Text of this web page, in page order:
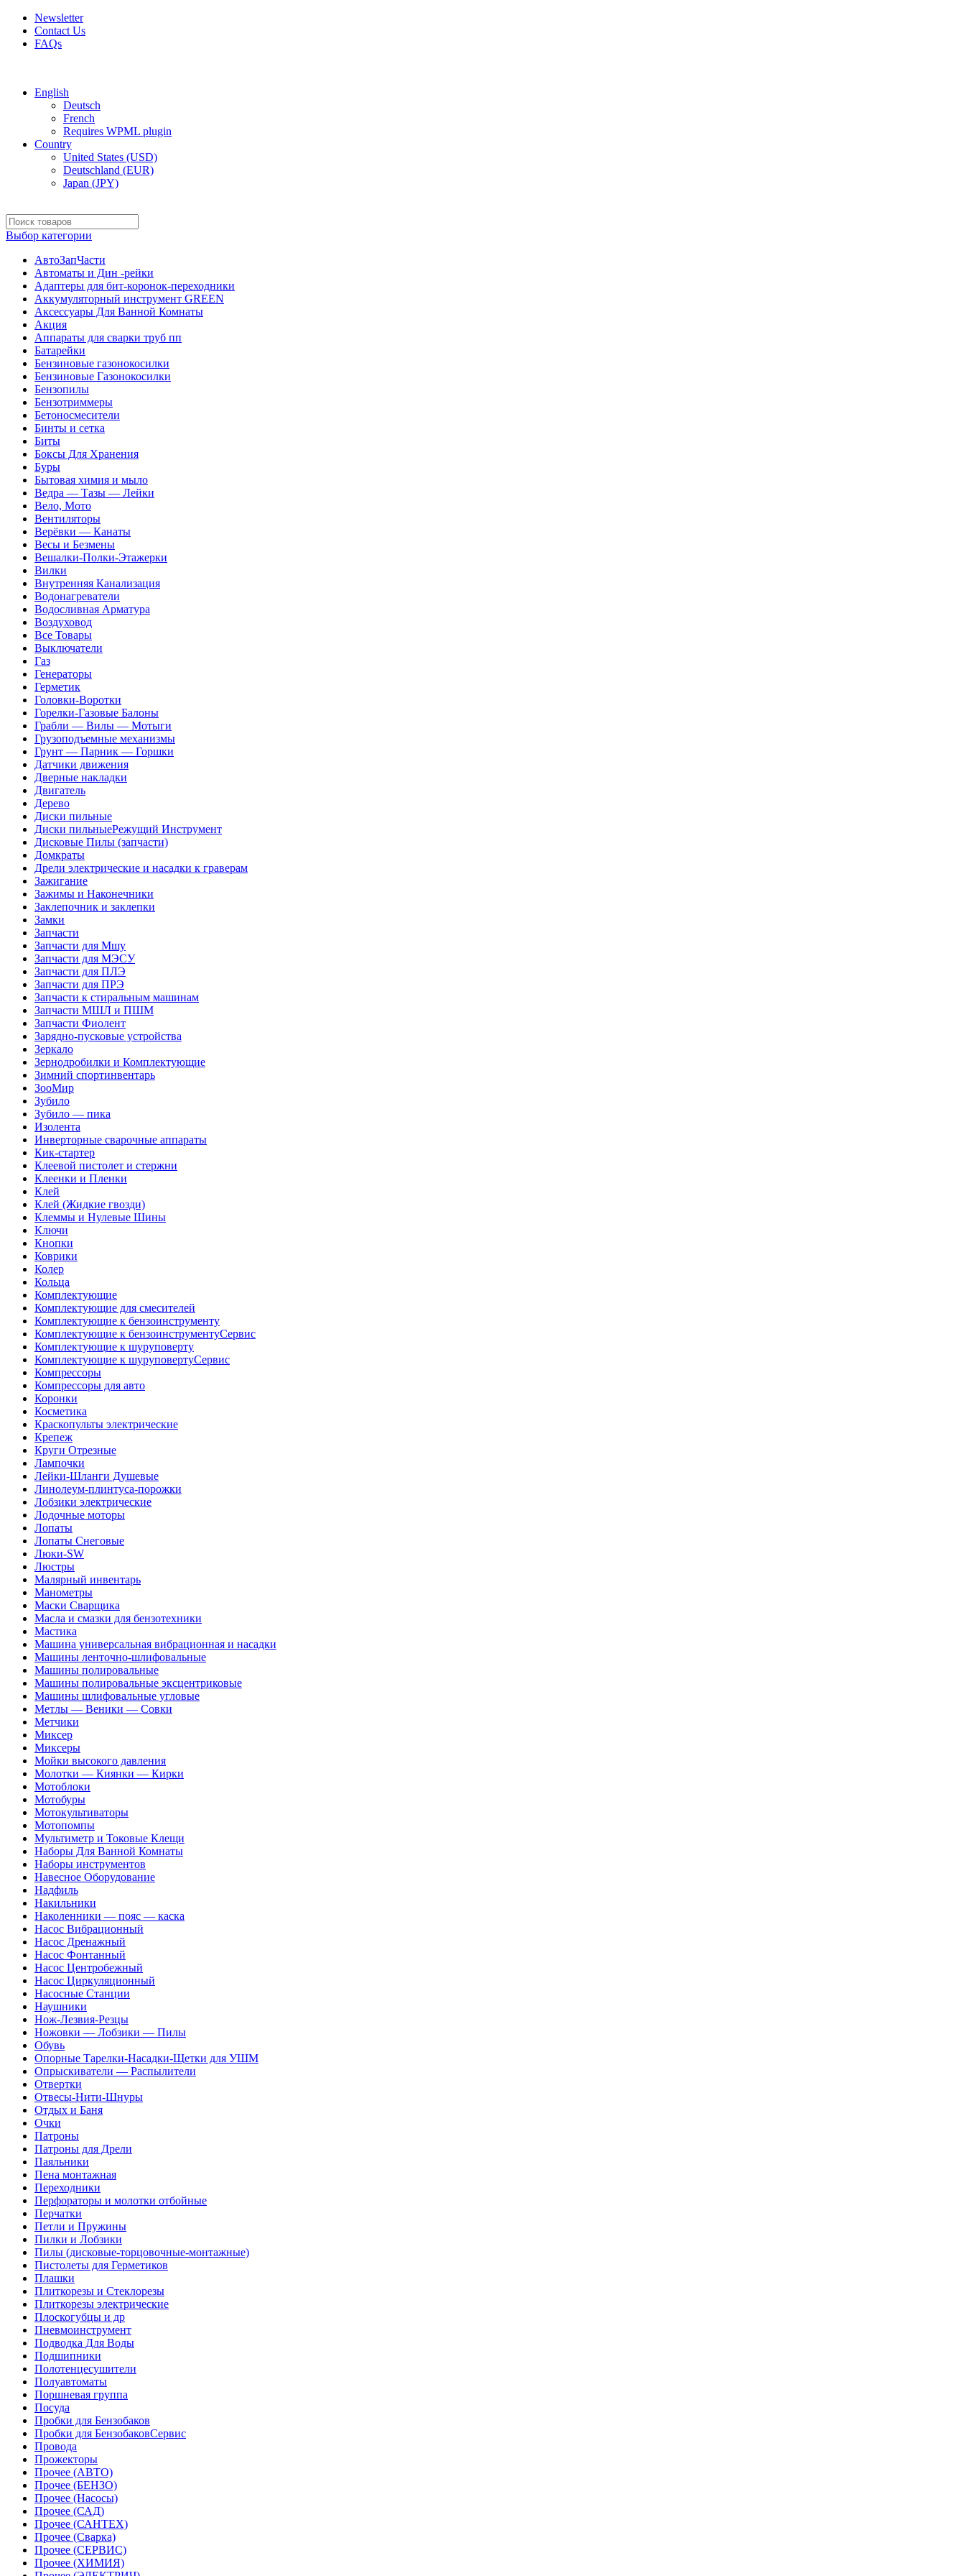
Newsletter
Contact Us
FAQs
English
Deutsch
French
Requires WPML plugin
Country
United States (USD)
Deutschland (EUR)
Japan (JPY)
Выбор категории
АвтоЗапЧасти
Автоматы и Дин -рейки
Адаптеры для бит-коронок-переходники
Аккумуляторный инструмент GREEN
Аксессуары Для Ванной Комнаты
Акция
Аппараты для сварки труб пп
Батарейки
Бензиновые газонокосилки
Бензиновые Газонокосилки
Бензопилы
Бензотриммеры
Бетоносмесители
Бинты и сетка
Биты
Боксы Для Хранения
Буры
Бытовая химия и мыло
Ведра — Тазы — Лейки
Вело, Мото
Вентиляторы
Верёвки — Канаты
Весы и Безмены
Вешалки-Полки-Этажерки
Вилки
Внутренняя Канализация
Водонагреватели
Водосливная Арматура
Воздуховод
Все Товары
Выключатели
Газ
Генераторы
Герметик
Головки-Воротки
Горелки-Газовые Балоны
Грабли — Вилы — Мотыги
Грузоподъемные механизмы
Грунт — Парник — Горшки
Датчики движения
Дверные накладки
Двигатель
Дерево
Диски пильные
Диски пильныеРежущий Инструмент
Дисковые Пилы (запчасти)
Домкраты
Дрели электрические и насадки к граверам
Зажигание
Зажимы и Наконечники
Заклепочник и заклепки
Замки
Запчасти
Запчасти для Мшу
Запчасти для МЭСУ
Запчасти для ПЛЭ
Запчасти для ПРЭ
Запчасти к стиральным машинам
Запчасти МШЛ и ПШМ
Запчасти Фиолент
Зарядно-пусковые устройства
Зеркало
Зернодробилки и Комплектующие
Зимний спортинвентарь
ЗооМир
Зубило
Зубило — пика
Изолента
Инверторные сварочные аппараты
Кик-стартер
Клеевой пистолет и стержни
Клеенки и Пленки
Клей
Клей (Жидкие гвозди)
Клеммы и Нулевые Шины
Ключи
Кнопки
Коврики
Колер
Кольца
Комплектующие
Комплектующие для смесителей
Комплектующие к бензоинструменту
Комплектующие к бензоинструментуСервис
Комплектующие к шуруповерту
Комплектующие к шуруповертуСервис
Компрессоры
Компрессоры для авто
Коронки
Косметика
Краскопульты электрические
Крепеж
Круги Отрезные
Лампочки
Лейки-Шланги Душевые
Линолеум-плинтуса-порожки
Лобзики электрические
Лодочные моторы
Лопаты
Лопаты Снеговые
Люки-SW
Люстры
Малярный инвентарь
Манометры
Маски Сварщика
Масла и смазки для бензотехники
Мастика
Машина универсальная вибрационная и насадки
Машины ленточно-шлифовальные
Машины полировальные
Машины полировальные эксцентриковые
Машины шлифовальные угловые
Метлы — Веники — Совки
Метчики
Миксер
Миксеры
Мойки высокого давления
Молотки — Киянки — Кирки
Мотоблоки
Мотобуры
Мотокультиваторы
Мотопомпы
Мультиметр и Токовые Клещи
Наборы Для Ванной Комнаты
Наборы инструментов
Навесное Оборудование
Надфиль
Накильники
Наколенники — пояс — каска
Насос Вибрационный
Насос Дренажный
Насос Фонтанный
Насос Центробежный
Насос Циркуляционный
Насосные Станции
Наушники
Нож-Лезвия-Резцы
Ножовки — Лобзики — Пилы
Обувь
Опорные Тарелки-Насадки-Щетки для УШМ
Опрыскиватели — Распылители
Отвертки
Отвесы-Нити-Шнуры
Отдых и Баня
Очки
Патроны
Патроны для Дрели
Паяльники
Пена монтажная
Переходники
Перфораторы и молотки отбойные
Перчатки
Петли и Пружины
Пилки и Лобзики
Пилы (дисковые-торцовочные-монтажные)
Пистолеты для Герметиков
Плашки
Плиткорезы и Стеклорезы
Плиткорезы электрические
Плоскогубцы и др
Пневмоинструмент
Подводка Для Воды
Подшипники
Полотенцесушители
Полуавтоматы
Поршневая группа
Посуда
Пробки для Бензобаков
Пробки для БензобаковСервис
Провода
Прожекторы
Прочее (АВТО)
Прочее (БЕНЗО)
Прочее (Насосы)
Прочее (САД)
Прочее (САНТЕХ)
Прочее (Сварка)
Прочее (СЕРВИС)
Прочее (ХИМИЯ)